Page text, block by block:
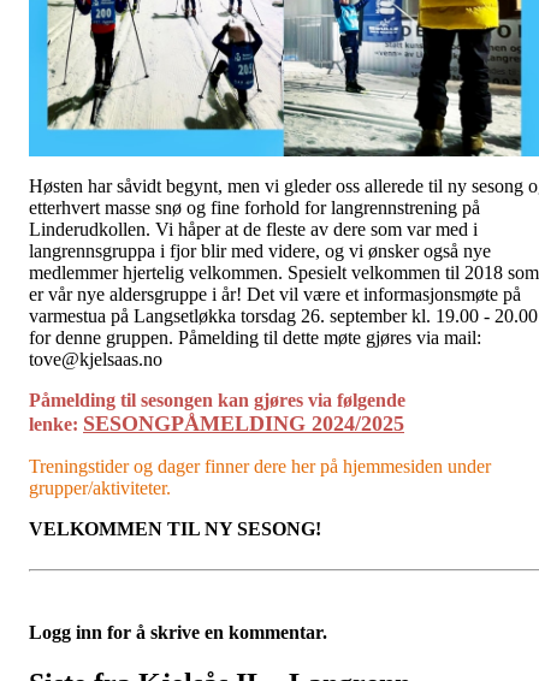
Høsten har såvidt begynt, men vi gleder oss allerede til ny sesong
etterhvert masse snø og fine forhold for langrennstrening på
Linderudkollen. Vi håper at de fleste av dere som var med i
langrennsgruppa i fjor blir med videre, og vi ønsker også nye
medlemmer hjertelig velkommen. Spesielt velkommen til 2018 som
er vår nye aldersgruppe i år! Det vil være et informasjonsmøte på
varmestua på Langsetløkka torsdag 26. september kl. 19.00 - 20.00
for denne gruppen. Påmelding til dette møte gjøres via mail:
tove@kjelsaas.no
Påmelding til sesongen kan gjøres via følgende
lenke: SESONGPÅMELDING 2024/2025
Treningstider og dager finner dere her på hjemmesiden under
grupper/aktiviteter.
VELKOMMEN TIL NY SESONG!
Logg inn for å skrive en kommentar.